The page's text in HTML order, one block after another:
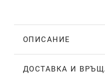
ОПИСАНИЕ
ДОСТАВКА И